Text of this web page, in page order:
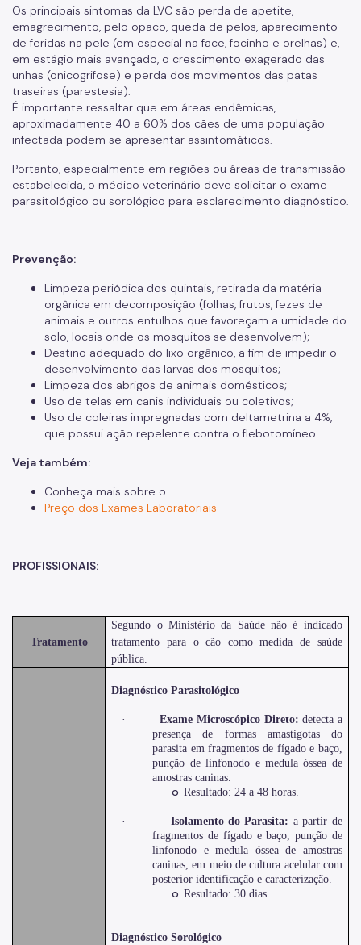
Os principais sintomas da LVC são perda de apetite,
emagrecimento, pelo opaco, queda de pelos, aparecimento
de feridas na pele (em especial na face, focinho e orelhas) e,
em estágio mais avançado, o crescimento exagerado das
unhas (onicogrifose) e perda dos movimentos das patas
traseiras (parestesia).
É importante ressaltar que em áreas endêmicas,
aproximadamente 40 a 60% dos cães de uma população
infectada podem se apresentar assintomáticos.
Portanto, especialmente em regiões ou áreas de transmissão
estabelecida, o médico veterinário deve solicitar o exame
parasitológico ou sorológico para esclarecimento diagnóstico.
Prevenção:
Limpeza periódica dos quintais, retirada da matéria
orgânica em decomposição (folhas, frutos, fezes de
animais e outros entulhos que favoreçam a umidade do
solo, locais onde os mosquitos se desenvolvem);
Destino adequado do lixo orgânico, a fim de impedir o
desenvolvimento das larvas dos mosquitos;
Limpeza dos abrigos de animais domésticos;
Uso de telas em canis individuais ou coletivos;
Uso de coleiras impregnadas com deltametrina a 4%,
que possui ação repelente contra o flebotomíneo.
Veja também:
Conheça mais sobre o
Preço dos Exames Laboratoriais
PROFISSIONAIS:
Tratamento
Segundo o Ministério da Saúdenão é indicado
tratamento para o cão como medida de saúde
pública.
Diagnóstico Parasitológico
· Exame Microscópico Direto: detecta a
presença de formas amastigotas do
parasita em fragmentos de fígado e baço,
punção de linfonodo e medula óssea de
amostras caninas.
o Resultado: 24 a 48 horas.
· Isolamento do Parasita: a partir de
fragmentos de fígado e baço, punção de
linfonodo e medula óssea de amostras
caninas, em meio de cultura acelular com
posterior identificação e caracterização.
o Resultado: 30 dias.
Diagnóstico Sorológico